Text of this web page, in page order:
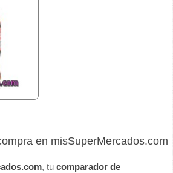
en misSuperMercados.com
, tucomparador de